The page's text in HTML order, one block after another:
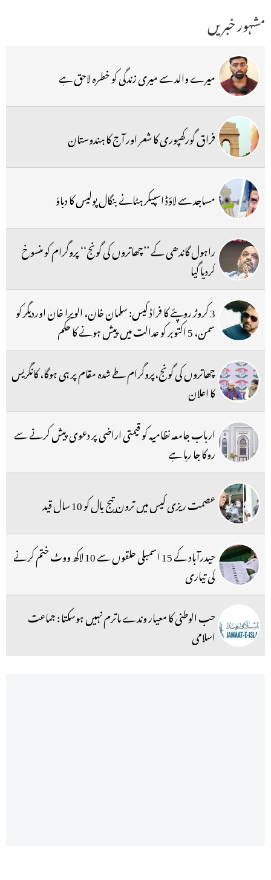
مشہور خبریں
میرے والد سے میری زندگی کو خطرہ لاحق ہے
فراق گورکھپوری کا شعر اور آج کا ہندوستان
مساجد سے لاؤڈ اسپیکر ہٹانے بنگال پولیس کا دباؤ
راہول گاندھی کے ’’چھاتروں کی گونج‘‘ پروگرام کو منسوخ
کردیا گیا
3 کروڑ روپئے کا فراڈ کیس: سلمان خان، الویرا خان اوردیگر کو
سمن، 5 اکتوبر کو عدالت میں پیش ہونے کا حکم
چھاتروں کی گونج،پروگرام طے شدہ مقام پر ہی ہوگا، کانگریس
کا اعلان
ارباب جامعہ نظامیہ کو قیمتی اراضی پر دعوی پیش کرنے سے
روکا جا رہا ہے
عصمت ریزی کیس میں ترون تیج پال کو 10 سال قید
حیدرآباد کے 15 اسمبلی حلقوں سے 10 لاکھ ووٹ ختم کرنے
کی تیاری
حب الوطنی کا معیار وندے ماترم نہیں ہوسکتا : جماعت
اسلامی